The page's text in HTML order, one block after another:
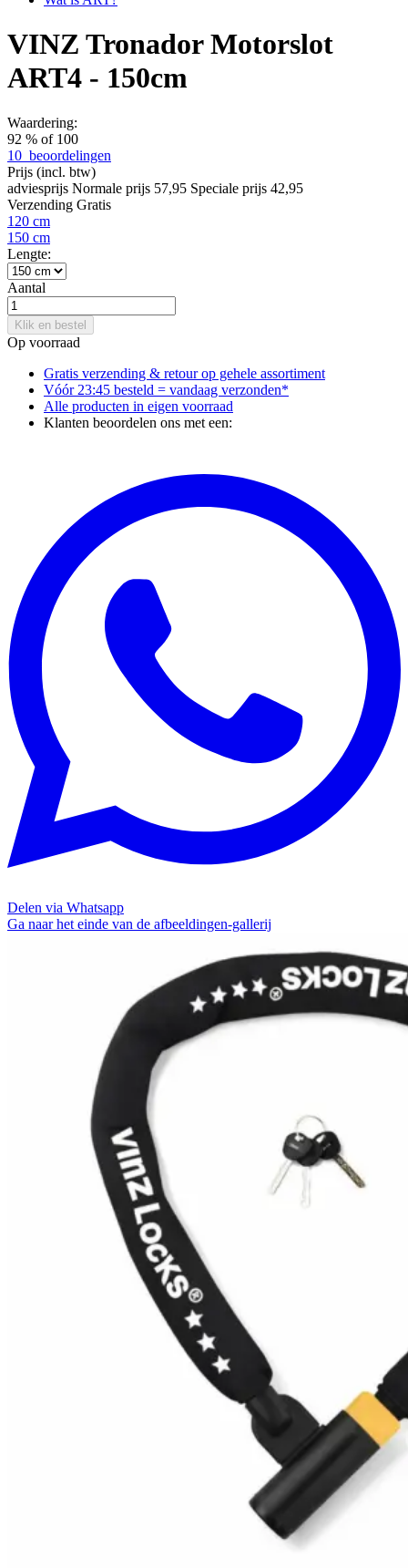
VINZ Tronador Motorslot
ART4 - 150cm
Waardering:
92 % of 100
10 beoordelingen
Prijs (incl. btw)
adviesprijs Normale prijs 57,95 Speciale prijs 42,95
Verzending Gratis
120 cm
150 cm
Lengte:
Aantal
Klik en bestel
Op voorraad
Gratis verzending & retourop gehele assortiment
Vóór 23:45 besteld = vandaag verzonden*
Alle producten in eigen voorraad
Klanten beoordelen ons met een:
Delen via Whatsapp
Ga naar het einde van de afbeeldingen-gallerij